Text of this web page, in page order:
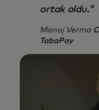
ortak oldu."
Manoj Verma
TabaPay